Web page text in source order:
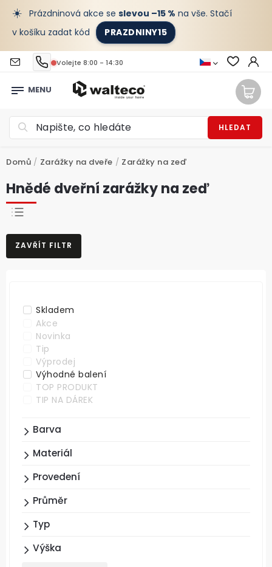
☀️ Prázdninová akce se slevou –15 % na vše. Stačí
v košíku zadat kód
PRAZDNINY15
Volejte 8:00 - 14:30
HLEDAT
Domů / Zarážky na dveře / Zarážky na zeď
Hnědé dveřní zarážky na zeď
NEJPRODÁVANĚJŠÍ
NEJLEVNĚJŠÍ
ZAVŘÍT FILTR
Skladem
Akce
Novinka
Tip
Výprodej
Výhodné balení
TOP PRODUKT
TIP NA DÁREK
Barva
Materiál
Provedení
Průměr
Typ
Výška